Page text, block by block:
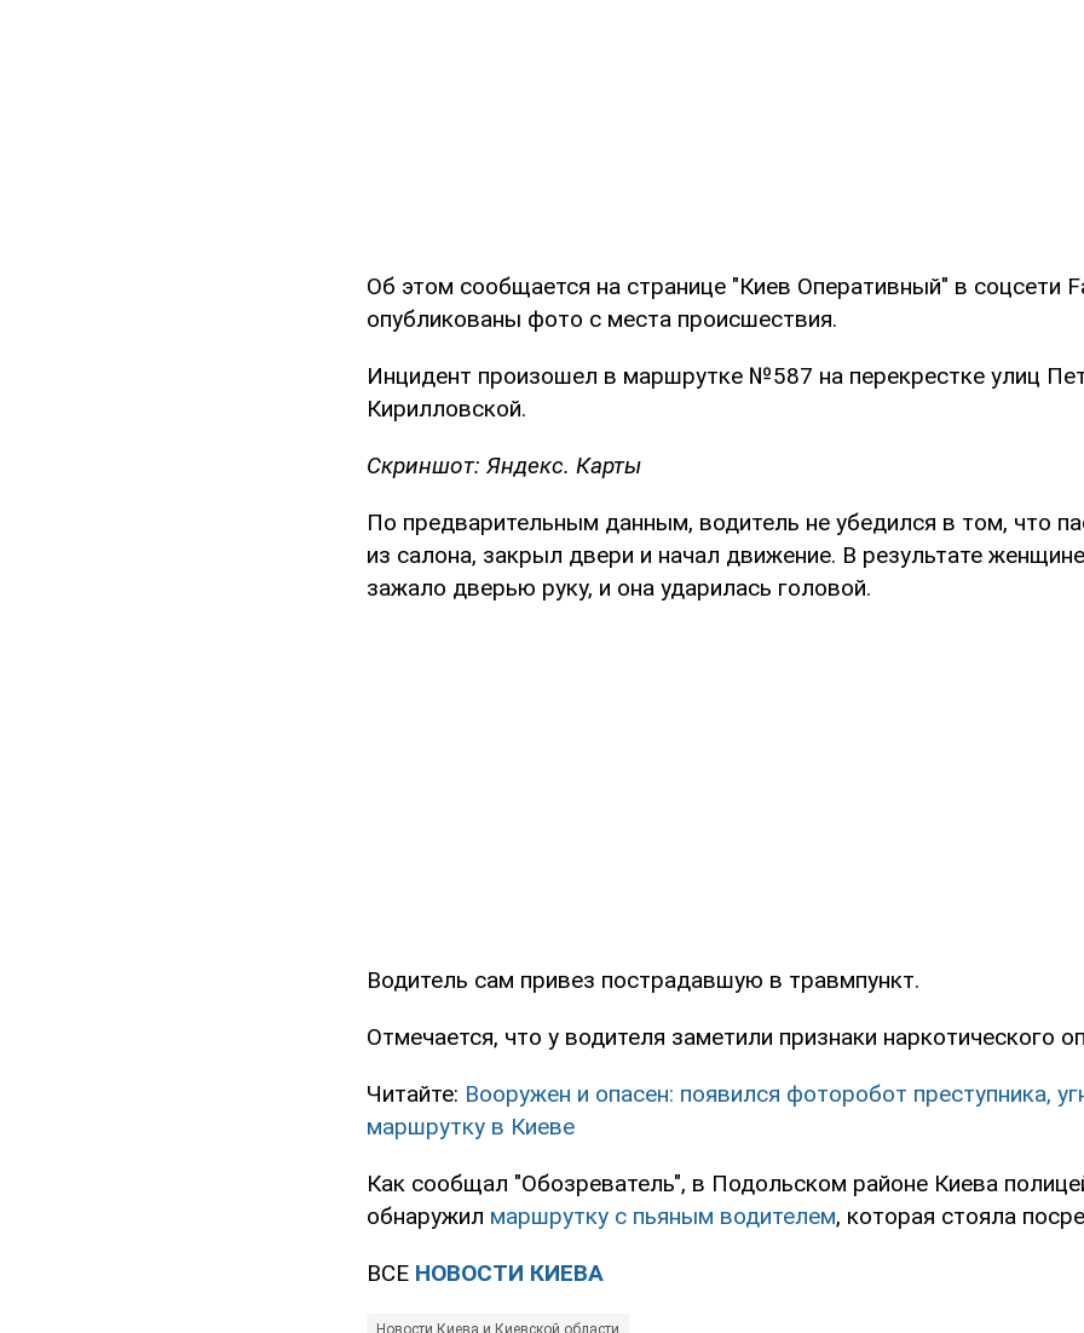
Об этом сообщается на странице "Киев Оперативный" в соцсети
опубликованы фото с места происшествия.
Инцидент произошел в маршрутке №587 на перекрестке улиц
Кирилловской.
Скриншот: Яндекс. Карты
По предварительным данным, водитель не убедился в том, что
из салона, закрыл двери и начал движение. В результате
зажало дверью руку, и она ударилась головой.
Водитель сам привез пострадавшую в травмпункт.
Отмечается, что у водителя заметили признаки наркотического
Читайте: Вооружен и опасен: появился фоторобот преступника,
маршрутку в Киеве
Как сообщал "Обозреватель", в Подольском районе Киева
обнаружил маршрутку с пьяным водителем, которая стояла
ВСЕ НОВОСТИ КИЕВА
Новости Киева и Киевской области